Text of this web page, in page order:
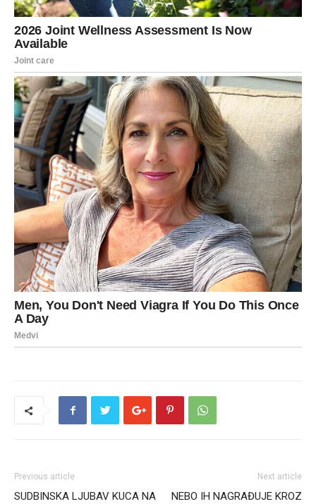
Previous article
SUDBINSKA LJUBAV KUCA NA
Next article
NEBO IH NAGRAĐUJE KROZ